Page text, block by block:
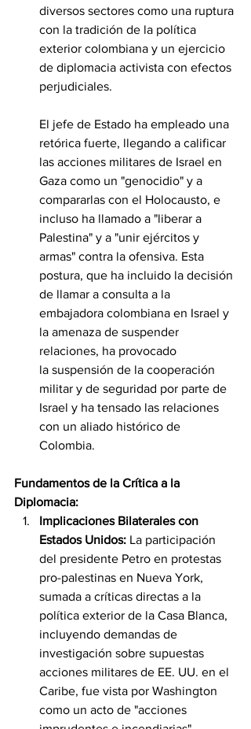
diversos sectores como una ruptura
con la tradición de la política
exterior colombiana y un ejercicio
de diplomacia activista con efectos
perjudiciales.
El jefe de Estado ha empleado una
retórica fuerte, llegando a calificar
las acciones militares de Israel en
Gaza como un "genocidio" y a
compararlas con el Holocausto, e
incluso ha llamado a "liberar a
Palestina" y a "unir ejércitos y
armas" contra la ofensiva. Esta
postura, que ha incluido la decisión
de llamar a consulta a la
embajadora colombiana en Israel y
la amenaza de suspender
relaciones, ha provocado
la suspensión de la cooperación
militar y de seguridad por parte de
Israel y ha tensado las relaciones
con un aliado histórico de
Colombia.
Fundamentos de la Crítica a la
Diplomacia:
Implicaciones Bilaterales con
Estados Unidos: La participación
del presidente Petro en protestas
pro-palestinas en Nueva York,
sumada a críticas directas a la
política exterior de la Casa Blanca,
incluyendo demandas de
investigación sobre supuestas
acciones militares de EE. UU. en el
Caribe, fue vista por Washington
como un acto de "acciones